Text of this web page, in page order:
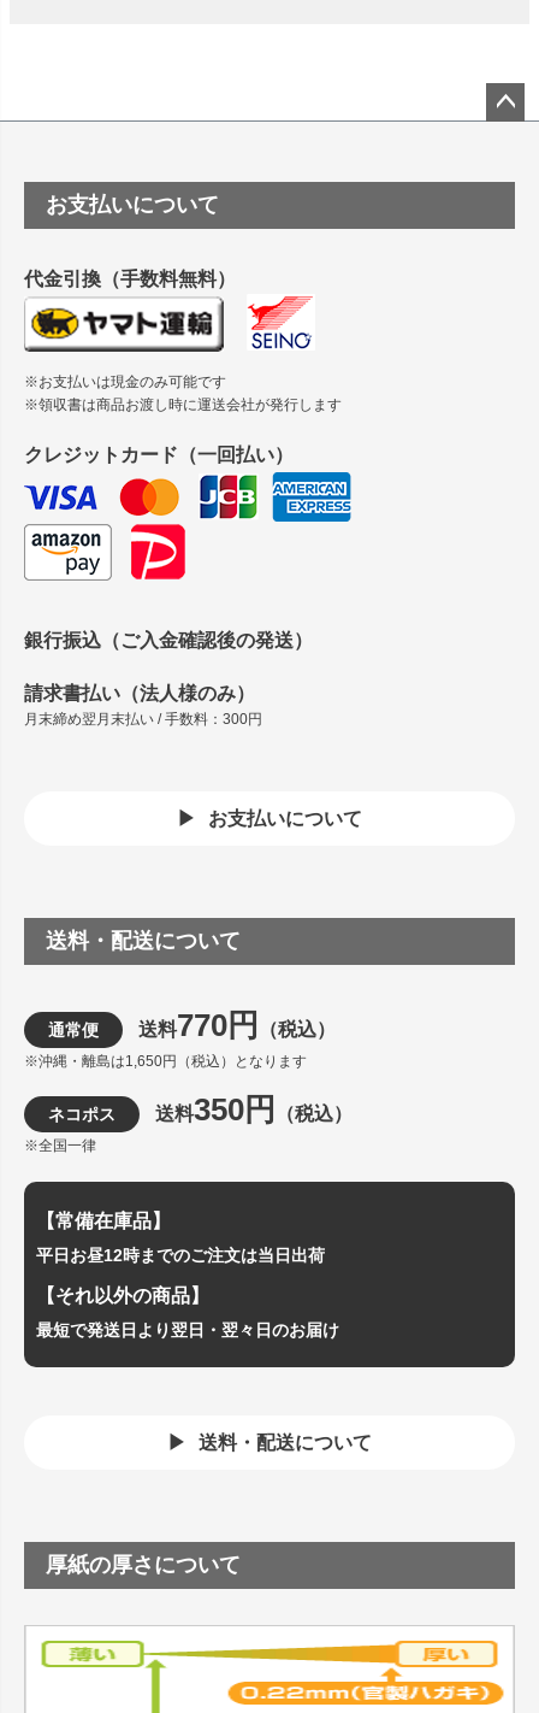
塩ビのロール紙で離型紙が透明の商品はありますか
つや消し半透明ラベルのロールタイプはありますか？
縦420mm×横650mmの包装紙に適した紙はありますか？
ップ
お支払いについて
代金引換（手数料無料）
※お支払いは現金のみ可能です
※領収書は商品お渡し時に運送会社が発行します
クレジットカード（一回払い）
銀行振込（ご入金確認後の発送）
請求書払い（法人様のみ）
月末締め翌月末払い / 手数料：300円
お支払いについて
送料・配送について
通常便 送料770円 （税込）
※沖縄・離島は1,650円（税込）となります
ネコポス 送料350円 （税込）
※全国一律
【常備在庫品】
平日お昼12時までのご注文は当日出荷
【それ以外の商品】
最短で発送日より翌日・翌々日のお届け
送料・配送について
厚紙の厚さについて